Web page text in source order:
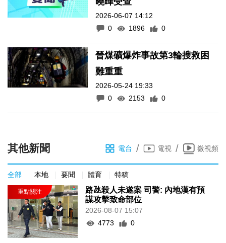
2026-06-07 14:12
0
1896 0
晉煤礦爆炸事故第3輪搜救困
難重重
2026-05-24 19:33
0
2153 0
其他新聞 電台 / 電視 / 微視頻
全部 本地 要聞 體育 特稿
路氹殺人未遂案 司警: 內地漢有預
謀攻擊致命部位
2026-08-07 15:07
4773
0